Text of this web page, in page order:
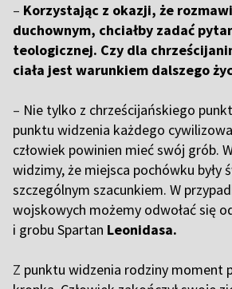
– Korzystając z okazji, że
duchownym, chciałby zadać
teologicznej. Czy dla
ciała jest warunkiem dalszego
– Nie tylko z chrześcijańskiego
punktu widzenia każdego
człowiek powinien mieć swój grób.
widzimy, że miejsca pochówku były
szczególnym szacunkiem. W
wojskowych możemy odwołać się
i grobu Spartan Leonidasa.
Z punktu widzenia rodziny moment